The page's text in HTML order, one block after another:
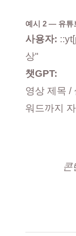
예시 2 — 유튜
사용자:
상"
챗GPT:
영상 제목 /
워드까지
콘